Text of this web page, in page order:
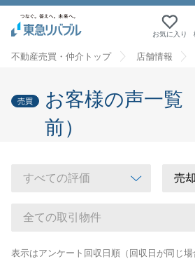
お気に入り
不動産売買・仲介トップ 店舗情報
売買
お客様の声一覧
前）
表示はアンケート回収日順（回収日が同じ場